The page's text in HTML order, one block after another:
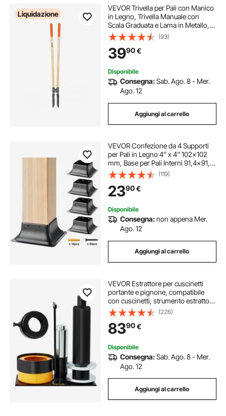
Liquidazione
VEVOR Trivella per Pali con Manico
in Legno, Trivella Manuale con
Scala Graduata e Lama in Metallo,
Strumento per Pali per Lavori di
Scavo in Giardino e Giardinaggio
all'Aperto, 1460 mm
(93)
3990€
Disponibile
Consegna:Sab. Ago. 8 - Mer.
Ago. 12
Aggiungi al carrello
VEVOR Confezione da 4 Supporti
per Pali in Legno 4'' x 4'' 102x102
mm, Base per Pali Interni 91,4x91,4
mm in Acciaio a Carbonio per
Ancoraggio Pali in Legno Ringhiere,
Corrimano di Terrazze, Portici
(119)
2390€
Disponibile
Consegna:non appena Mer.
Ago. 12
Aggiungi al carrello
VEVOR Estrattore per cuscinetti
portante e pignone, compatibile
con cuscinetti, strumento estrattore
pignone con 2 conchiglie,
estrattore per cuscinetti portante a
conchiglia in acciaio 45# per ripara
(226)
8390€
Disponibile
Consegna:Sab. Ago. 8 - Mer.
Ago. 12
Aggiungi al carrello